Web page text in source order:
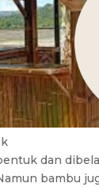
dan
bambu